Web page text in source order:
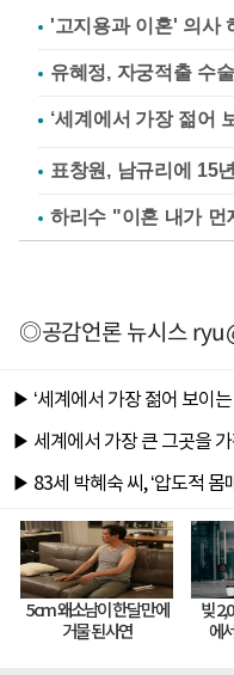
'고지용과 이혼' 의사
유혜정, 자궁적출 수
표창원, 남규리에 15
하리수 "이혼 내가
◎공감언론 뉴시스